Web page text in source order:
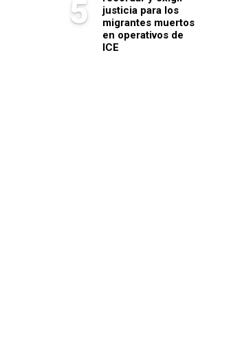
5
justicia para los
migrantes muertos
en operativos de
ICE